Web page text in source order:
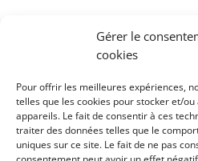
Gérer le
cookies
Pour offrir les meilleures expériences,
telles que les cookies pour stocker et/
appareils. Le fait de consentir à ces
traiter des données telles que le
uniques sur ce site. Le fait de ne pas
←🏢 Décret Tertiaire : et si
vous aidait à atteindre les -
⚡ NF C 15-100 : une
installations électriques→